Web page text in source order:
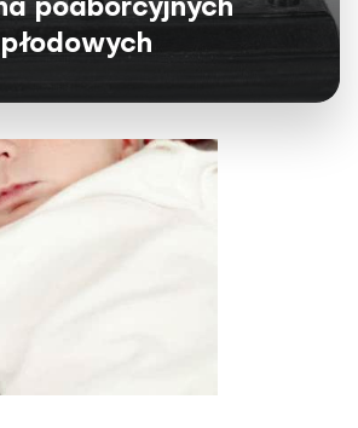
poaborcyjnych